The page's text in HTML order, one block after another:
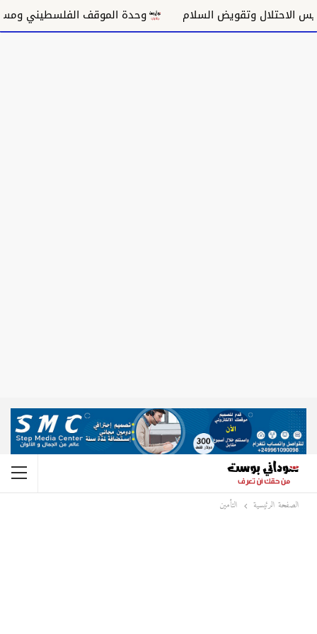
وتقويض السلام وحدة الموقف الفلسطيني ومسار
الصفحة الرئيسية التأمين